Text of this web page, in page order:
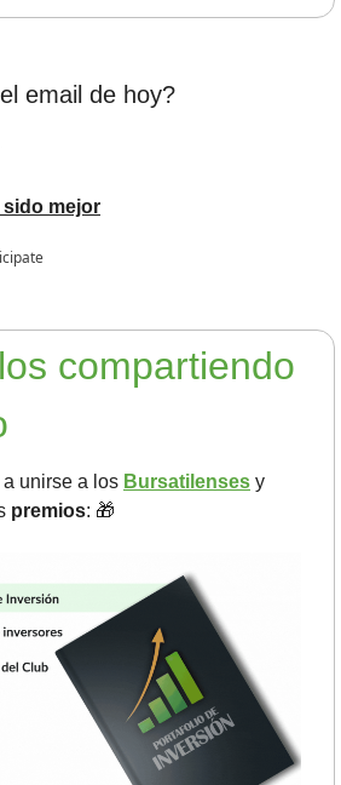
email de hoy?
sido mejor
compartiendo
a unirse a los Bursatilenses y
premios: 🎁